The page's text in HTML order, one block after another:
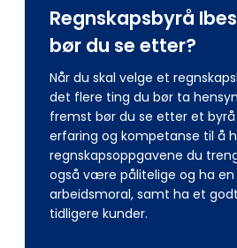
Regnskapsbyrå
bør du se etter?
Når du skal velge et
det flere ting du bør ta
fremst bør du se etter et
erfaring og kompetanse til å
regnskapsoppgavene du
også være pålitelige og ha en
arbeidsmoral, samt ha et
tidligere kunder.